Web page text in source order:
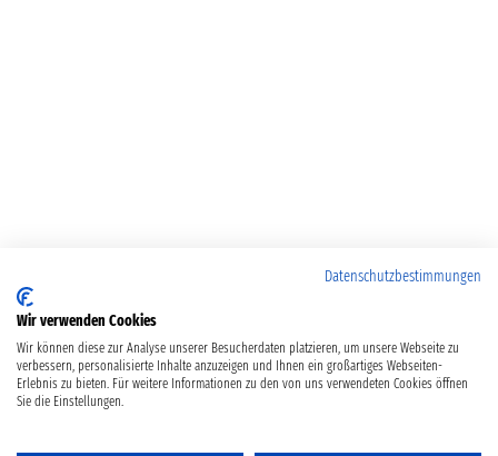
Datenschutzbestimmungen
Wir verwenden Cookies
Wir können diese zur Analyse unserer Besucherdaten platzieren, um unsere Webseite zu
verbessern, personalisierte Inhalte anzuzeigen und Ihnen ein großartiges Webseiten-
Erlebnis zu bieten. Für weitere Informationen zu den von uns verwendeten Cookies öffnen
Sie die Einstellungen.